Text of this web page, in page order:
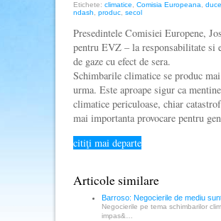
Etichete: climatice Comisia Europeana duce
ndash
produc secol
Presedintele Comisiei Europene,
pentru EVZ – la responsabilitate
de gaze cu efect de sera.
Schimbarile climatice se produc
urma. Este aproape sigur ca
climatice periculoase, chiar
mai importanta provocare pentru
citiţi mai departe
Articole similare
Barroso: Negocierile de mediu
Negocierile pe tema schimbarilor
impas&…